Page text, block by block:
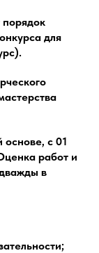
для
основе, с 01
работ и
в